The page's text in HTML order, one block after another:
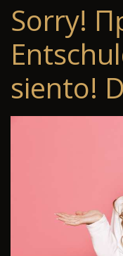
Sorry!
siento!